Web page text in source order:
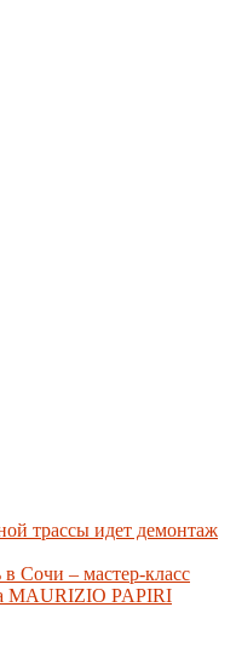
трассы идет демонтаж
Сочи – мастер-класс
MAURIZIO PAPIRI